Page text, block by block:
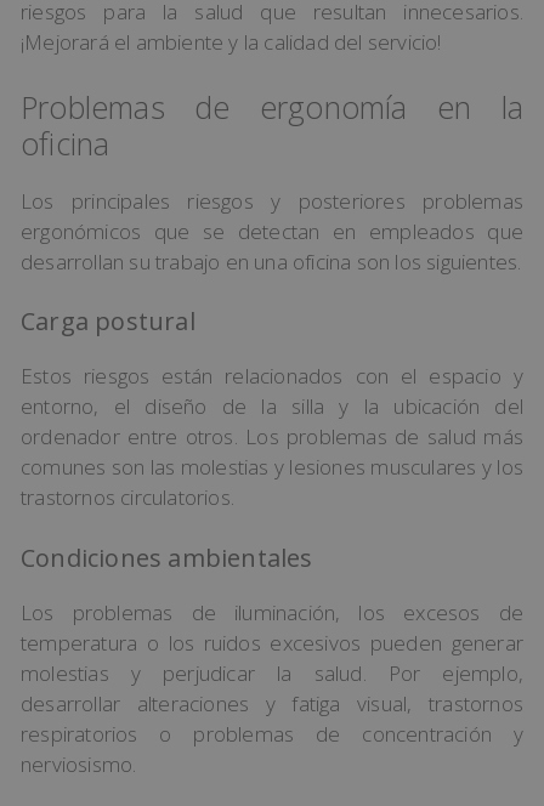
riesgos para la salud que resultan innecesarios.
¡Mejorará el ambiente y la calidad del servicio!
Problemas de ergonomía en la
oficina
Los principales riesgos y posteriores problemas
ergonómicos que se detectan en empleados que
desarrollan su trabajo en una oficina son los siguientes.
Carga postural
Estos riesgos están relacionados con el espacio y
entorno, el diseño de la silla y la ubicación del
ordenador entre otros. Los problemas de salud más
comunes son las molestias y lesiones musculares y los
trastornos circulatorios.
Condiciones ambientales
Los problemas de iluminación, los excesos de
temperatura o los ruidos excesivos pueden generar
molestias y perjudicar la salud. Por ejemplo,
desarrollar alteraciones y fatiga visual, trastornos
respiratorios o problemas de concentración y
nerviosismo.